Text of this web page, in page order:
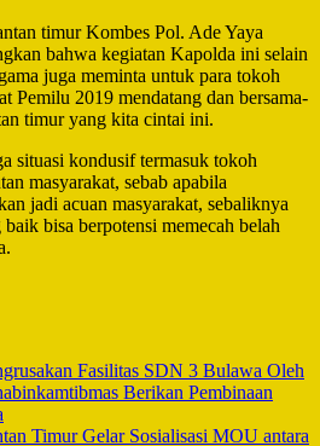
timur Kombes Pol. Ade Yaya
bahwa kegiatan Kapolda ini selain
juga meminta untuk para tokoh
Pemilu 2019 mendatang dan bersama-
timur yang kita cintai ini.
situasi kondusif termasuk tokoh
masyarakat, sebab apabila
jadi acuan masyarakat, sebaliknya
bisa berpotensi memecah belah
Fasilitas SDN 3 Bulawa Oleh
Berikan Pembinaan
Timur Gelar Sosialisasi MOU antara